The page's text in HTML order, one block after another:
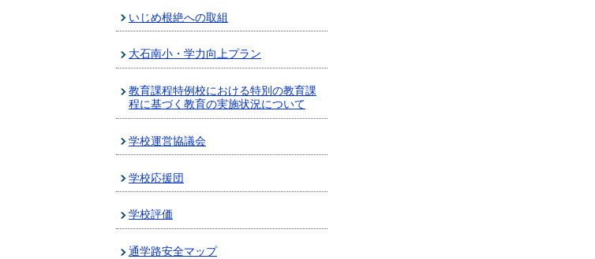
いじめ根絶への取組
大石南小・学力向上プラン
教育課程特例校における特別の教育課
程に基づく教育の実施状況について
学校運営協議会
学校応援団
学校評価
通学路安全マップ